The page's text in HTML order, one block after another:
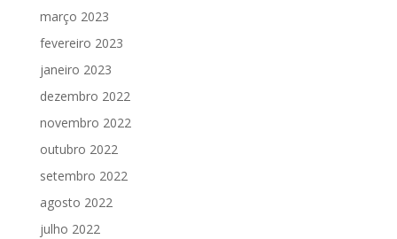
março 2023
fevereiro 2023
janeiro 2023
dezembro 2022
novembro 2022
outubro 2022
setembro 2022
agosto 2022
julho 2022